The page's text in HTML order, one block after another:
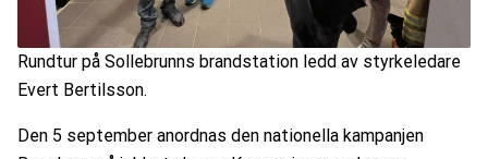
Rundtur på Sollebrunns brandstation ledd av styrkeledare
Evert Bertilsson.
Den 5 september anordnas den nationella kampanjen